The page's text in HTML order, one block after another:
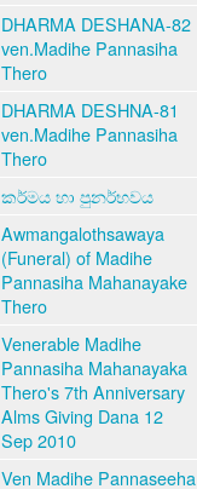
DHARMA DESHANA-82
ven.Madihe Pannasiha
Thero
DHARMA DESHNA-81
ven.Madihe Pannasiha
Thero
කර්මය හා පුනර්භවය
Awmangalothsawaya
(Funeral) of Madihe
Pannasiha Mahanayake
Thero
Venerable Madihe
Pannasiha Mahanayaka
Thero's 7th Anniversary
Alms Giving Dana 12
Sep 2010
Ven Madihe Pannaseeha